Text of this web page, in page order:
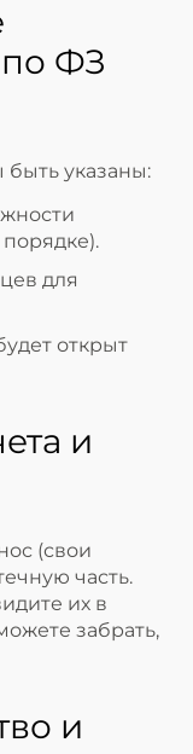
ФЗ
быть указаны:
для
открыт
и
(свои
часть.
их в
забрать,
и